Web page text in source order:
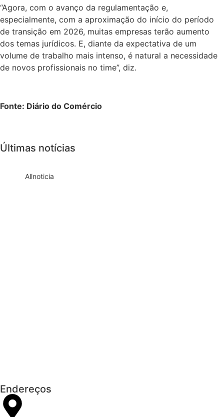
“Agora, com o avanço da regulamentação e,
especialmente, com a aproximação do início do período
de transição em 2026, muitas empresas terão aumento
dos temas jurídicos. E, diante da expectativa de um
volume de trabalho mais intenso, é natural a necessidade
de novos profissionais no time”, diz.
Fonte: Diário do Comércio
Últimas notícias
Allnoticia
Endereços